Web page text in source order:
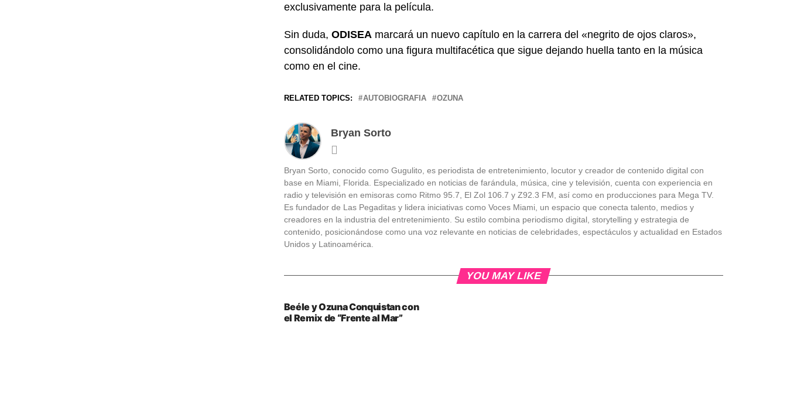
exclusivamente para la película.
Sin duda, ODISEA marcará un nuevo capítulo en la carrera del «negrito de ojos claros»,
consolidándolo como una figura multifacética que sigue dejando huella tanto en la música
como en el cine.
RELATED TOPICS: AUTOBIOGRAFIA OZUNA
Bryan Sorto
Bryan Sorto, conocido como Gugulito, es periodista de entretenimiento, locutor y creador de contenido digital con
base en Miami, Florida. Especializado en noticias de farándula, música, cine y televisión, cuenta con experiencia en
radio y televisión en emisoras como Ritmo 95.7, El Zol 106.7 y Z92.3 FM, así como en producciones para Mega TV.
Es fundador de Las Pegaditas y lidera iniciativas como Voces Miami, un espacio que conecta talento, medios y
creadores en la industria del entretenimiento. Su estilo combina periodismo digital, storytelling y estrategia de
contenido, posicionándose como una voz relevante en noticias de celebridades, espectáculos y actualidad en Estados
Unidos y Latinoamérica.
YOU MAY LIKE
Beéle y Ozuna Conquistan con
el Remix de “Frente al Mar”